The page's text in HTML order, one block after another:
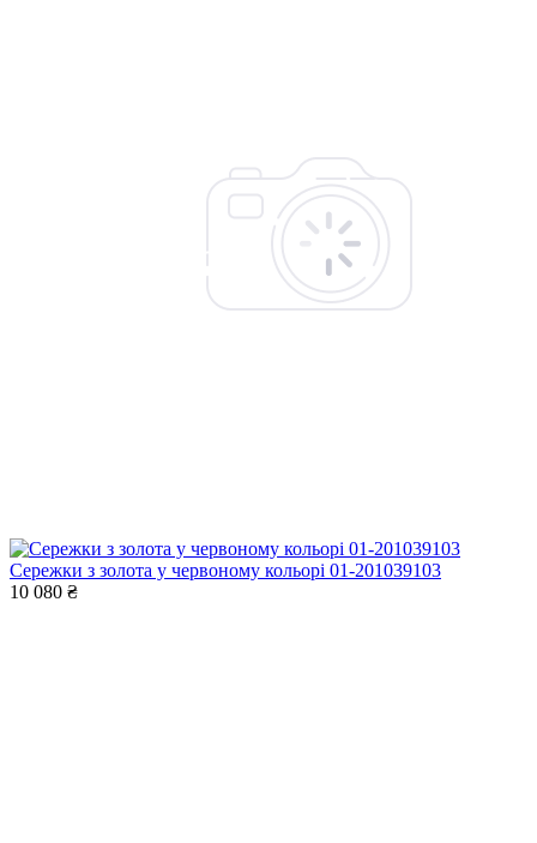
Сережки з золота у червоному кольорі 01-201039103
10 080 ₴